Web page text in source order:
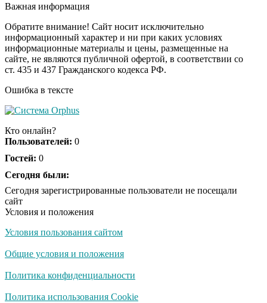
шоке от увиденного
i
Ролик из Омска: вы
будете смеяться долго
Ржу не переставая, это
Скрытая камера на
люди вытворяют, когда
Ролик длится
смеяться вы будете
Королева вагона
Важная информация
Обратите внимание! Сайт носит исключительно
информационный характер и ни при каких условиях
информационные материалы и цены, размещенные на
сайте, не являются публичной офертой, в соответствии со
ст. 435 и 437 Гражданского кодекса РФ.
Ошибка в тексте
Кто онлайн?
Пользователей: 0
Гостей: 0
Сегодня были:
Сегодня зарегистрированные пользователи не посещали
сайт
Условия и положения
Условия пользования сайтом
Общие условия и положения
Политика конфиденциальности
Политика использования Cookie